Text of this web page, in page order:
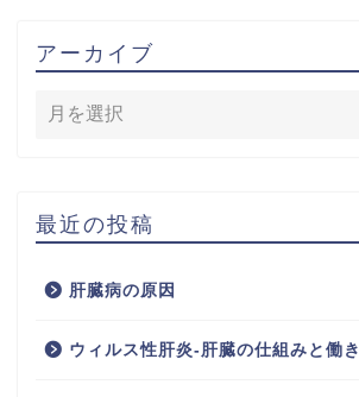
アーカイブ
最近の投稿
肝臓病の原因
ウィルス性肝炎-肝臓の仕組みと働き